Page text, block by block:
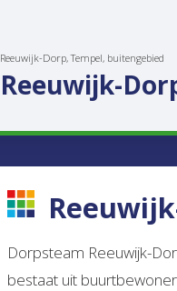
Reeuwijk-Dorp, Tempel, buitengebied
Reeuwijk-
Dorpsteam Reeuwijk-
bestaat uit